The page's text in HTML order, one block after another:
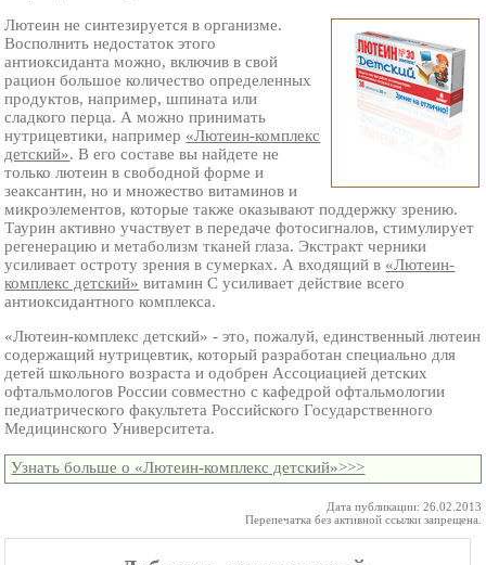
Лютеин не синтезируется в организме.
Восполнить недостаток этого
антиоксиданта можно, включив в свой
рацион большое количество определенных
продуктов, например, шпината или
сладкого перца. А можно принимать
нутрицевтики, например «Лютеин-комплекс
детский». В его составе вы найдете не
только лютеин в свободной форме и
зеаксантин, но и множество витаминов и
микроэлементов, которые также оказывают поддержку зрению.
Таурин активно участвует в передаче фотосигналов, стимулирует
регенерацию и метаболизм тканей глаза. Экстракт черники
усиливает остроту зрения в сумерках. А входящий в «Лютеин-
комплекс детский» витамин С усиливает действие всего
антиоксидантного комплекса.
«Лютеин-комплекс детский» - это, пожалуй, единственный лютеин
содержащий нутрицевтик, который разработан специально для
детей школьного возраста и одобрен Ассоциацией детских
офтальмологов России совместно с кафедрой офтальмологии
педиатрического факультета Российского Государственного
Медицинского Университета.
Узнать больше о «Лютеин-комплекс детский»>>>
Дата публикации: 26.02.2013
Перепечатка без активной ссылки запрещена.